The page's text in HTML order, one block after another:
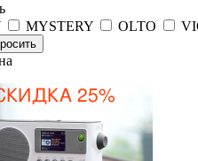
MYSTERY OLTO